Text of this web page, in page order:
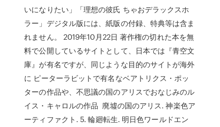
いになりたい」「理想の彼氏 ちゃおデラックスホ
ラー」デジタル版には、紙版の付録、特典等は含ま
れません。 2019年10月22日 著作権の切れた本を無
料で公開しているサイトとして、日本では『青空文
庫』が有名ですが、同じような目的のサイトが海外
に ピーターラビットで有名なベアトリクス・ポッ
ターの作品や、不思議の国のアリスでおなじみのル
イス・キャロルの作品 廃墟の国のアリス. 神楽色ア
ーティファクト. 5. 輪廻転生. 明日色ワールドエン